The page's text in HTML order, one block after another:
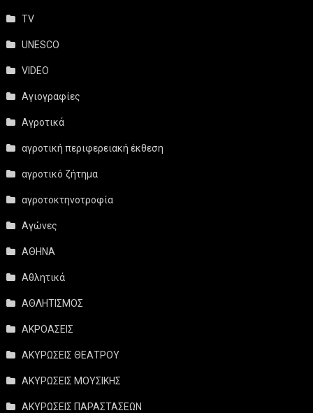
TV
UNESCO
VIDEO
Αγιογραφίες
Αγροτικά
αγροτική περιφερειακή έκθεση
αγροτικό ζήτημα
αγροτοκτηνοτροφία
Αγώνες
ΑΘΗΝΑ
Αθλητικά
ΑΘΛΗΤΙΣΜΟΣ
ΑΚΡΟΑΣΕΙΣ
ΑΚΥΡΩΣΕΙΣ ΘΕΑΤΡΟΥ
ΑΚΥΡΩΣΕΙΣ ΜΟΥΣΙΚΗΣ
ΑΚΥΡΩΣΕΙΣ ΠΑΡΑΣΤΑΣΕΩΝ